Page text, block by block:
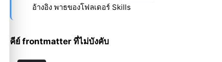
อ้างอิง พาธของโฟลเดอร์ Skills
คีย์ frontmatter ที่ไม่บังคับ